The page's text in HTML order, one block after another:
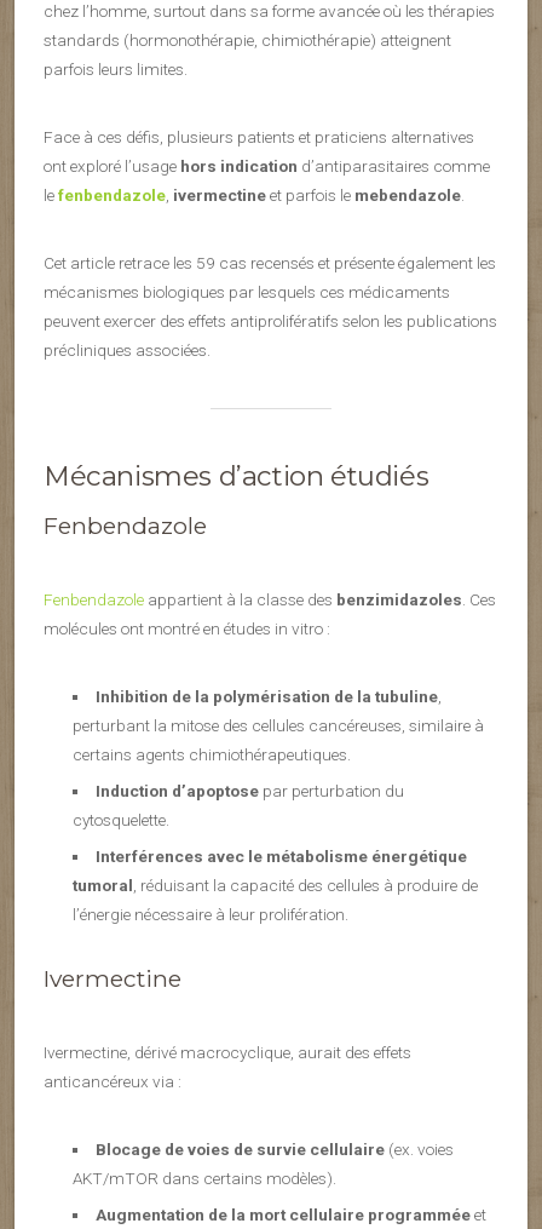
chez l’homme, surtout dans sa forme avancée où les thérapies
standards (hormonothérapie, chimiothérapie) atteignent
parfois leurs limites.
Face à ces défis, plusieurs patients et praticiens alternatives
ont exploré l’usage hors indication d’antiparasitaires comme
lefenbendazole ivermectineet parfois le mebendazole
Cet article retrace les 59 cas recensés et présente également les
mécanismes biologiques par lesquels ces médicaments
peuvent exercer des effets antiprolifératifs selon les publications
précliniques associées.
Mécanismes d’action étudiés
Fenbendazole
Fenbendazole appartient à la classe des benzimidazoles . Ces
molécules ont montré en études in vitro :
Inhibition de la polymérisation de la tubuline,
perturbant la mitose des cellules cancéreuses, similaire à
certains agents chimiothérapeutiques.
Induction d’apoptosepar perturbation du
cytosquelette.
Interférences avec le métabolisme énergétique
tumoral , réduisant la capacité des cellules à produire de
l’énergie nécessaire à leur prolifération.
Ivermectine
Ivermectine, dérivé macrocyclique, aurait des effets
anticancéreux via :
Blocage de voies de survie cellulaire(ex. voies
AKT/mTOR dans certains modèles).
Augmentation de la mort cellulaire programméeet